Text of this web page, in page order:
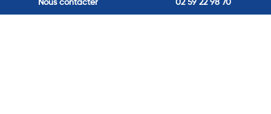
Nous contacter 02 59 22 98 70